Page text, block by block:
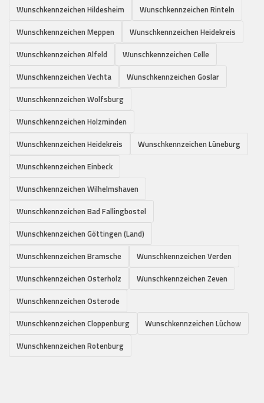
Wunschkennzeichen Hildesheim
Wunschkennzeichen Rinteln
Wunschkennzeichen Meppen
Wunschkennzeichen Heidekreis
Wunschkennzeichen Alfeld
Wunschkennzeichen Celle
Wunschkennzeichen Vechta
Wunschkennzeichen Goslar
Wunschkennzeichen Wolfsburg
Wunschkennzeichen Holzminden
Wunschkennzeichen Heidekreis
Wunschkennzeichen Lüneburg
Wunschkennzeichen Einbeck
Wunschkennzeichen Wilhelmshaven
Wunschkennzeichen Bad Fallingbostel
Wunschkennzeichen Göttingen (Land)
Wunschkennzeichen Bramsche
Wunschkennzeichen Verden
Wunschkennzeichen Osterholz
Wunschkennzeichen Zeven
Wunschkennzeichen Osterode
Wunschkennzeichen Cloppenburg
Wunschkennzeichen Lüchow
Wunschkennzeichen Rotenburg